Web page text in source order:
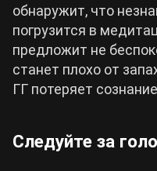
обнаружит, что
погрузится в
предложит не
станет плохо от
ГГ потеряет
Следуйте за